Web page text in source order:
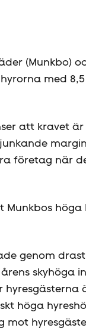
(Munkbo)
med
att kravet
företag när
Munkbos
genom
skyhöga
höga
mot